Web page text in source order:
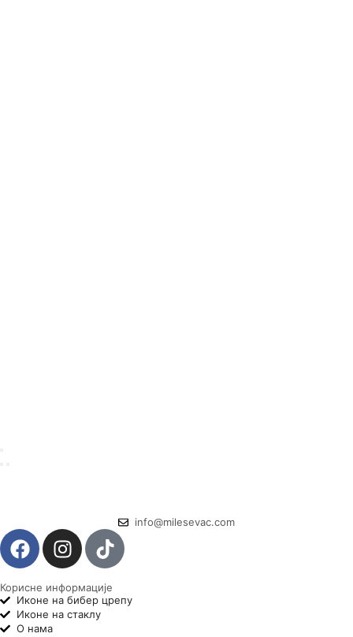
info@milesevac.com
Корисне информације
Иконе на бибер црепу
Иконе на стаклу
О нама